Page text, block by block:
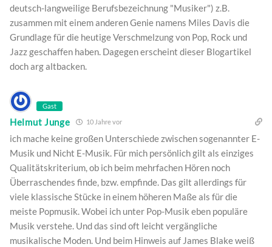
deutsch-langweilige Berufsbezeichnung "Musiker") z.B.
zusammen mit einem anderen Genie namens Miles Davis die
Grundlage für die heutige Verschmelzung von Pop, Rock und
Jazz geschaffen haben. Dagegen erscheint dieser Blogartikel
doch arg altbacken.
Gast
Helmut Junge 10 Jahre vor
ich mache keine großen Unterschiede zwischen sogenannter E-
Musik und Nicht E-Musik. Für mich persönlich gilt als einziges
Qualitätskriterium, ob ich beim mehrfachen Hören noch
Überraschendes finde, bzw. empfinde. Das gilt allerdings für
viele klassische Stücke in einem höheren Maße als für die
meiste Popmusik. Wobei ich unter Pop-Musik eben populäre
Musik verstehe. Und das sind oft leicht vergängliche
musikalische Moden. Und beim Hinweis auf James Blake weiß